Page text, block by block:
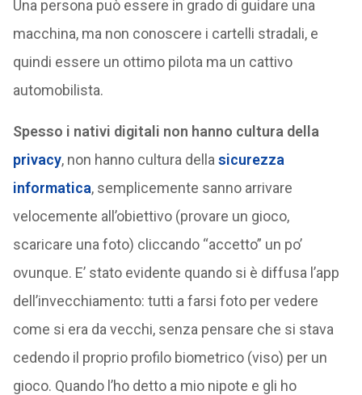
Una persona può essere in grado di guidare una
macchina, ma non conoscere i cartelli stradali, e
quindi essere un ottimo pilota ma un cattivo
automobilista.
Spesso i nativi digitali non hanno cultura della
privacy, non hanno cultura della sicurezza
informatica, semplicemente sanno arrivare
velocemente all’obiettivo (provare un gioco,
scaricare una foto) cliccando “accetto” un po’
ovunque. E’ stato evidente quando si è diffusa l’app
dell’invecchiamento: tutti a farsi foto per vedere
come si era da vecchi, senza pensare che si stava
cedendo il proprio profilo biometrico (viso) per un
gioco. Quando l’ho detto a mio nipote e gli ho